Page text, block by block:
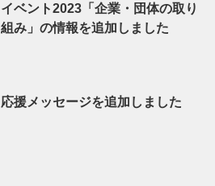
イベント2023「企業・団体の取り
組み」の情報を追加しました
応援メッセージを追加しました